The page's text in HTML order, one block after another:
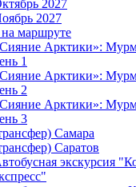
2027
2027
на маршруте
Арктики»:
1
Арктики»:
2
Арктики»:
3
Самара
Саратов
экскурсия